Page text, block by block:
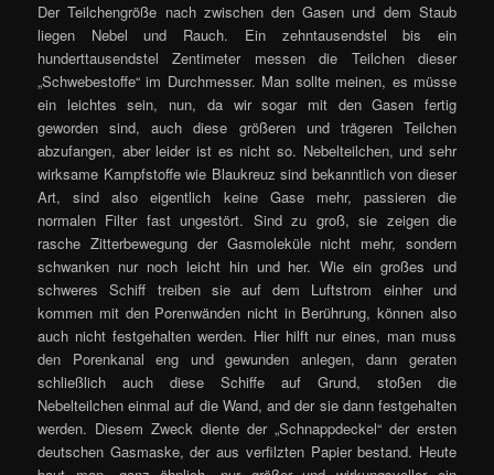
Der Teilchengröße nach zwischen den Gasen und dem Staub
liegen Nebel und Rauch. Ein zehntausendstel bis ein
hunderttausendstel Zentimeter messen die Teilchen dieser
„Schwebestoffe“ im Durchmesser. Man sollte meinen, es müsse
ein leichtes sein, nun, da wir sogar mit den Gasen fertig
geworden sind, auch diese größeren und trägeren Teilchen
abzufangen, aber leider ist es nicht so. Nebelteilchen, und sehr
wirksame Kampfstoffe wie Blaukreuz sind bekanntlich von dieser
Art, sind also eigentlich keine Gase mehr, passieren die
normalen Filter fast ungestört. Sind zu groß, sie zeigen die
rasche Zitterbewegung der Gasmoleküle nicht mehr, sondern
schwanken nur noch leicht hin und her. Wie ein großes und
schweres Schiff treiben sie auf dem Luftstrom einher und
kommen mit den Porenwänden nicht in Berührung, können also
auch nicht festgehalten werden. Hier hilft nur eines, man muss
den Porenkanal eng und gewunden anlegen, dann geraten
schließlich auch diese Schiffe auf Grund, stoßen die
Nebelteilchen einmal auf die Wand, and der sie dann festgehalten
werden. Diesem Zweck diente der „Schnappdeckel“ der ersten
deutschen Gasmaske, der aus verfilzten Papier bestand. Heute